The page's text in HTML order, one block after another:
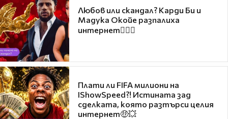
Любов или скандал? Карди Би и
Мадука Окойе разпалиха
интернет❤️‍🔥🔥
Плати ли FIFA милиони на
IShowSpeed?! Истината зад
сделката, която разтърси целия
интернет🤑💥